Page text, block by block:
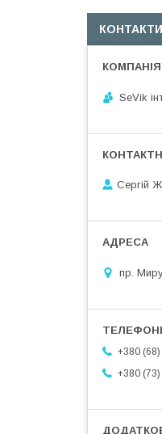
КОНТАКТИ
SeVik
Сергій
пр.
+380
+380